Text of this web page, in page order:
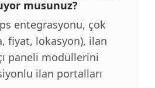
musunuz?
entegrasyonu, çok
fiyat, lokasyon), ilan
paneli modüllerini
ilan portalları